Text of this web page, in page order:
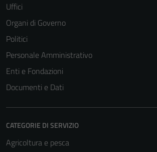
Uffici
Organi di Governo
Politici
Personale Amministrativo
Enti e Fondazioni
Documenti e Dati
CATEGORIE DI SERVIZIO
Agricoltura e pesca